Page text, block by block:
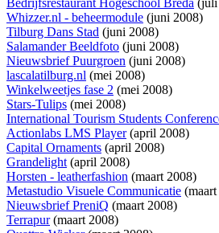
Bedrijfsrestaurant Hogeschool Breda (juli
Whizzer.nl - beheermodule (juni 2008)
Tilburg Dans Stad (juni 2008)
Salamander Beeldfoto (juni 2008)
Nieuwsbrief Puurgroen (juni 2008)
lascalatilburg.nl (mei 2008)
Winkelweetjes fase 2 (mei 2008)
Stars-Tulips (mei 2008)
International Tourism Students
Actionlabs LMS Player(april 2008)
Capital Ornaments (april 2008)
Grandelight(april 2008)
Horsten - leatherfashion (maart 2008)
Metastudio Visuele Communicatie
Nieuwsbrief PreniQ (maart 2008)
Terrapur(maart 2008)